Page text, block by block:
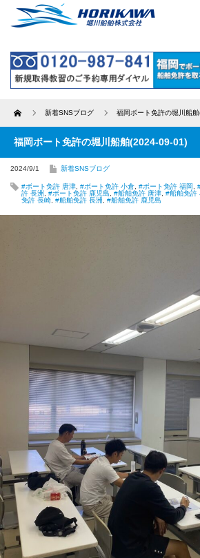
Home 新着SNSブログ 福岡ボート免許の堀川船
福岡ボート免許の堀川船舶(2024-09-01)
2024/9/1 新着SNSブログ
#ボート免許 唐津 #ボート免許 小倉 #ボート免許 福岡
許 長洲
#ボート免許 鹿児島 #船舶免許 唐津 #船舶免許
免許 長崎 #船舶免許 長洲 #船舶免許 鹿児島